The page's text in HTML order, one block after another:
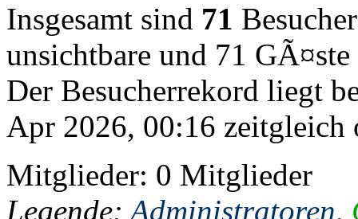
Insgesamt sind 71
unsichtbare und 71 GÃ¤ste
Der Besucherrekord liegt
Apr 2026, 00:16 zeitgleich
Mitglieder: 0 Mitglieder
Legende: Administratoren,